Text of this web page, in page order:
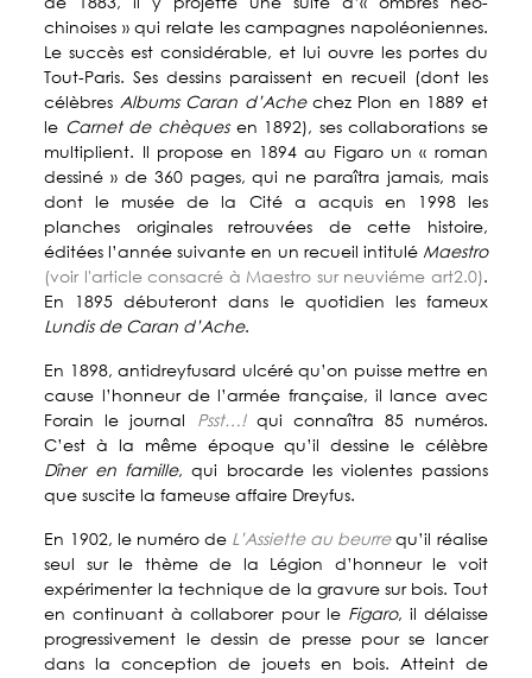
chinoises » qui relate les campagnes napoléoniennes.
Le succès est considérable, et lui ouvre les portes du
Tout-Paris. Ses dessins paraissent en recueil (dont les
célèbres Albums Caran d’Achechez Plon en 1889 et
le Carnet de chèquesen 1892), ses collaborations se
multiplient. Il propose en 1894 au Figaro un « roman
dessiné » de 360 pages, qui ne paraîtra jamais, mais
dont le musée de la Cité a acquis en 1998 les
planches originales retrouvées de cette histoire,
éditées l’année suivante en un recueil intitulé Maestro
(voir l'article consacré à Maestro sur neuviéme art2.0).
En 1895 débuteront dans le quotidien les fameux
Lundis de Caran d’Ache.
En 1898, antidreyfusard ulcéré qu’on puisse mettre en
cause l’honneur de l’armée française, il lance avec
Forain le journal Psst…!qui connaîtra 85 numéros.
C’est à la même époque qu’il dessine le célèbre
Dîner en famille, qui brocarde les violentes passions
que suscite la fameuse affaire Dreyfus.
En 1902, le numéro de L’Assiette au beurrequ’il réalise
seul sur le thème de la Légion d’honneur le voit
expérimenter la technique de la gravure sur bois. Tout
en continuant à collaborer pour le Figaro, il délaisse
progressivement le dessin de presse pour se lancer
dans la conception de jouets en bois. Atteint de